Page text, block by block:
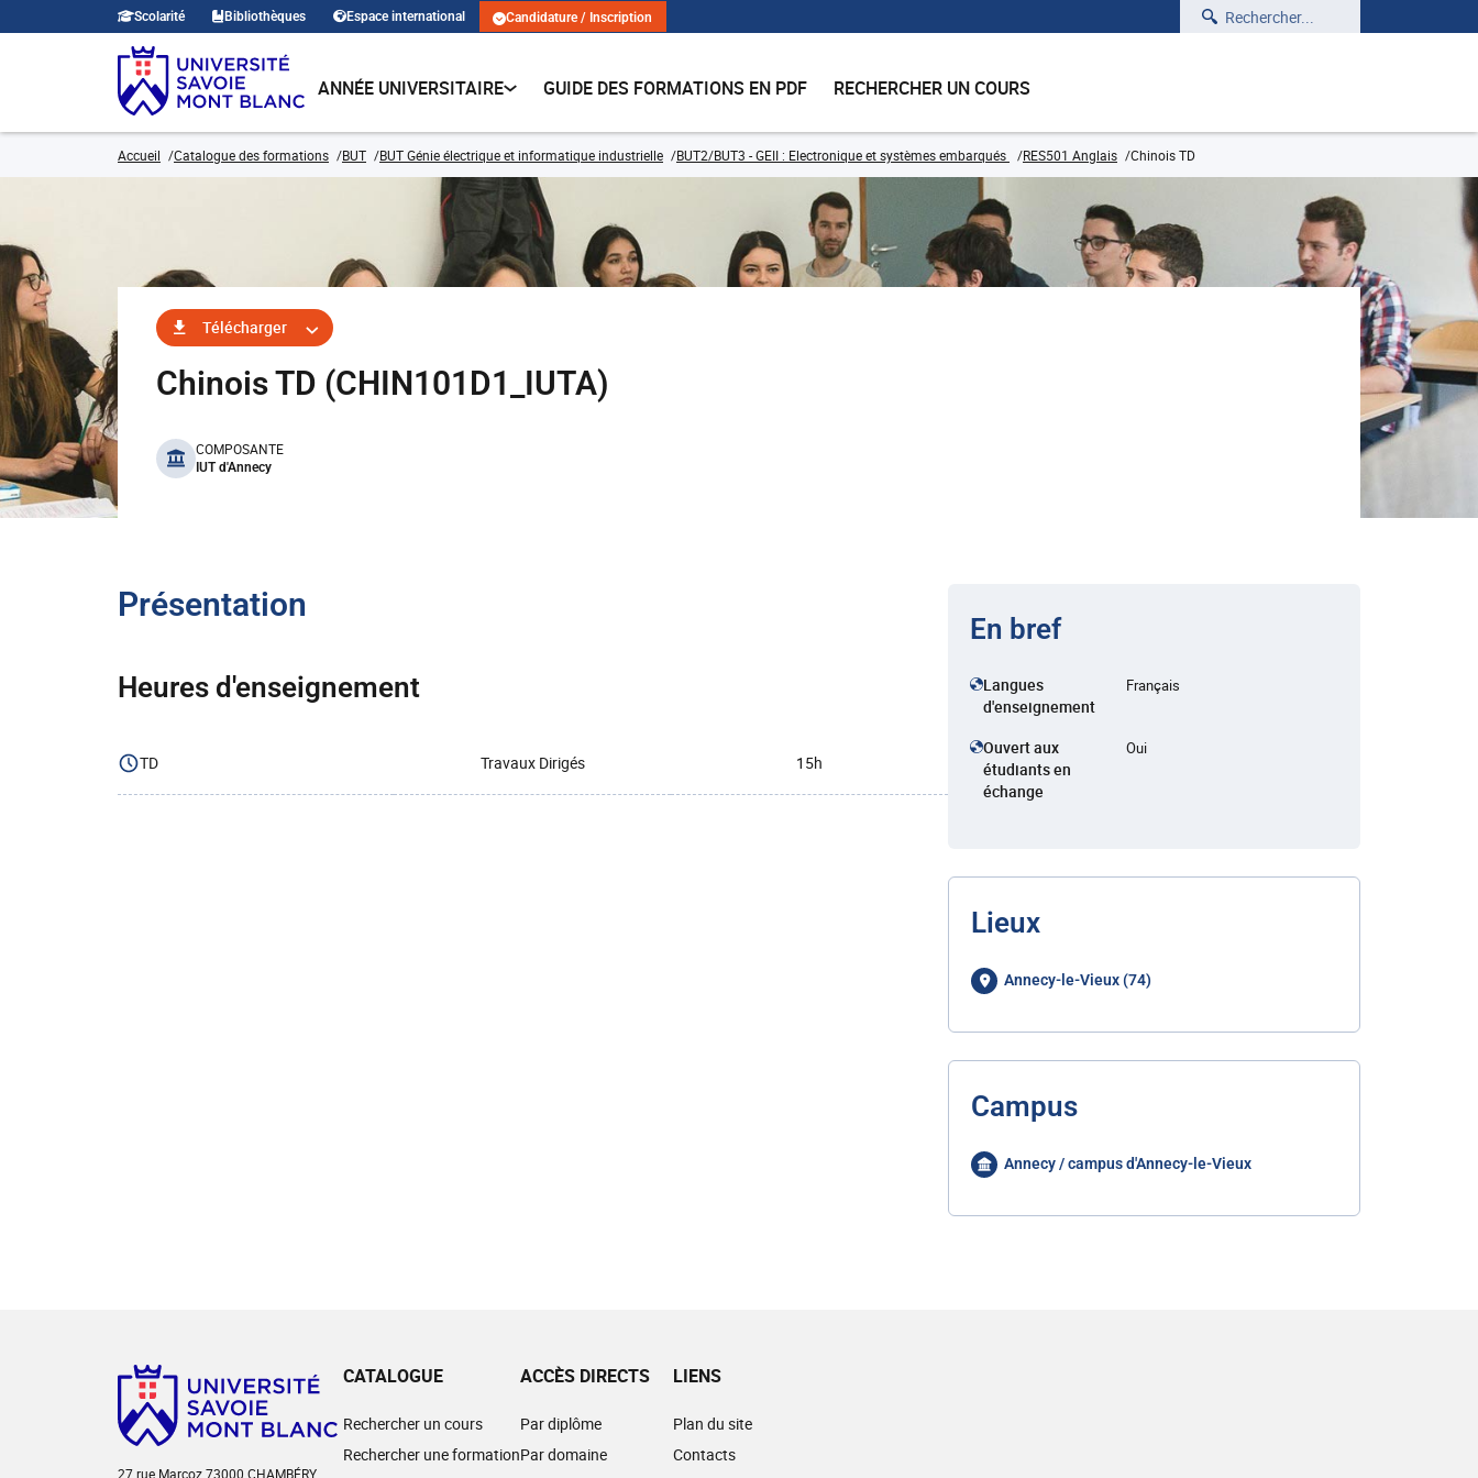
Scolarité Bibliothèques Espace international Candidature / Inscription Rechercher
ANNÉE UNIVERSITAIRE GUIDE DES FORMATIONS EN PDF RECHERCHER UN COURS
Accueil Catalogue des formations BUT BUT Génie électrique et informatique industrielle BUT2/BUT3 - GEII : Electronique et systèmes embarqués RES501 Anglais Chinois TD
Télécharger
Chinois TD (CHIN101D1_IUTA)
benefits
COMPOSANTE
IUT d'Annecy
Présentation
Heures d'enseignement
TD Travaux Dirigés 15h
En bref
Langues
d'enseignement
Français
Ouvert aux
étudiants en
échange
Oui
Lieux
Annecy-le-Vieux (74)
Campus
Annecy / campus d'Annecy-le-Vieux
27 rue Marcoz 73000 CHAMBÉRY
CATALOGUE
Rechercher un cours
Rechercher une formation
ACCÈS DIRECTS
Par diplôme
Par domaine
LIENS
Plan du site
Contacts